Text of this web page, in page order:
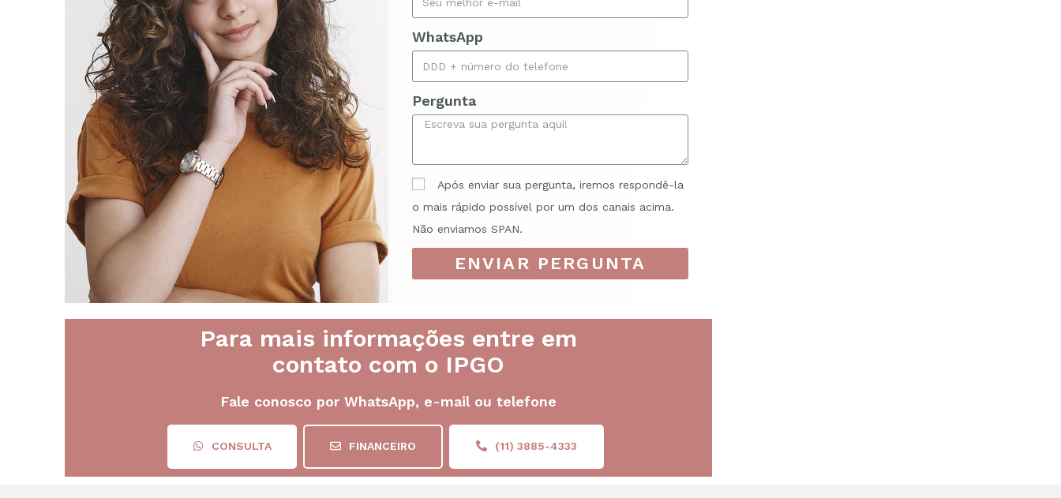
WhatsApp
Pergunta
Após enviar sua pergunta, iremos respondê-la
o mais rápido possível por um dos canais acima.
Não enviamos SPAN.
ENVIAR PERGUNTA
Para mais informações entre em
contato com o IPGO
Fale conosco por WhatsApp, e-mail ou telefone
CONSULTA FINANCEIRO (11) 3885-4333